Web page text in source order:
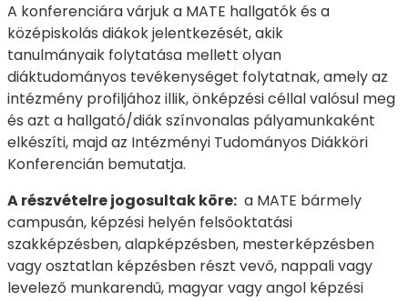
A konferenciára várjuk a MATE hallgatók és a
középiskolás diákok jelentkezését, akik
tanulmányaik folytatása mellett olyan
diáktudományos tevékenységet folytatnak, amely az
intézmény profiljához illik, önképzési céllal valósul meg
és azt a hallgató/diák színvonalas pályamunkaként
elkészíti, majd az Intézményi Tudományos Diákköri
Konferencián bemutatja.
A részvételre jogosultak köre: a MATE bármely
campusán, képzési helyén felsőoktatási
szakképzésben, alapképzésben, mesterképzésben
vagy osztatlan képzésben részt vevő, nappali vagy
levelező munkarendű, magyar vagy angol képzési